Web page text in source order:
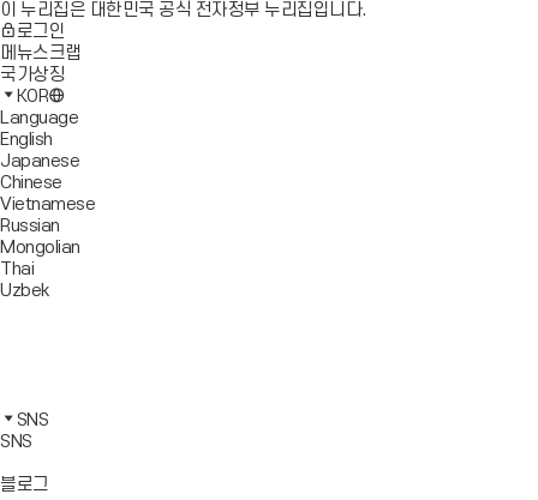
이 누리집은 대한민국 공식 전자정부 누리집입니다.
로그인
메뉴스크랩
국가상징
KOR
Language
English
Japanese
Chinese
Vietnamese
Russian
Mongolian
Thai
Uzbek
가
기
로
가
북
바
가
타
그
바
카
오
바
SNS
SNS
블로그